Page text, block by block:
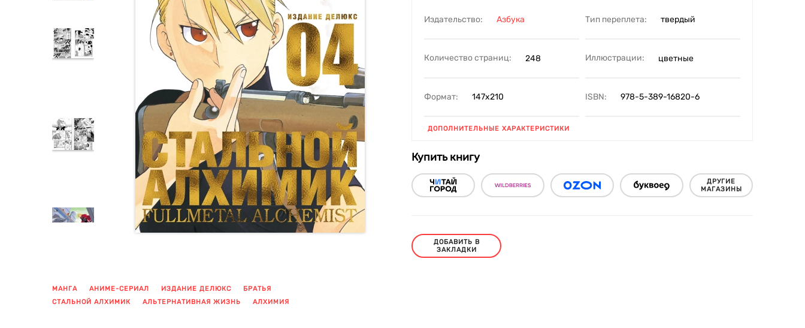
МАНГА АНИМЕ-СЕРИАЛ ИЗДАНИЕ ДЕЛЮКС
БРАТЬЯ
СТАЛЬНОЙ АЛХИМИК
АЛЬТЕРНАТИВНАЯ ЖИЗНЬ АЛХИМИЯ
Издательство: Азбука Тип переплета: твердый
Количество страниц: 248 Иллюстрации: цветные
Формат: 147х210 ISBN: 978-5-389-16820-6
ДОПОЛНИТЕЛЬНЫЕ ХАРАКТЕРИСТИКИ
Купить книгу
ДРУГИЕ
МАГАЗИНЫ
ДОБАВИТЬ В
ЗАКЛАДКИ